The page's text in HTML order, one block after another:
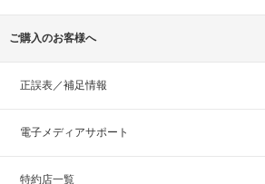
ご購入のお客様へ
正誤表／補足情報
電子メディアサポート
特約店一覧